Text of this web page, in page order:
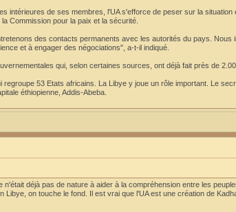
intérieures de ses membres, l'UA s'efforce de peser sur la situation
Commission pour la paix et la sécurité.
des contacts permanents avec les autorités du pays. Nous
et à engager des négociations", a-t-il indiqué.
qui, selon certaines sources, ont déjà fait près de
53 Etats africains. La Libye y joue un rôle important. Le
éthiopienne, Addis-Abeba.
déjà pas de nature à aider à la compréhension entre les
on touche le fond. Il est vrai que l'UA est une création de